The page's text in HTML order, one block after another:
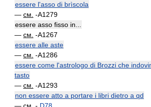
essere l'asso di brìscola
— см. -A1279
essere asso fisso in...
— см. -A1267
essere alle aste
— см. -A1286
essere come l'astrologo di Brozzi che
tasto
— см. -A1293
non essere atto a portare i libri dietro a qd